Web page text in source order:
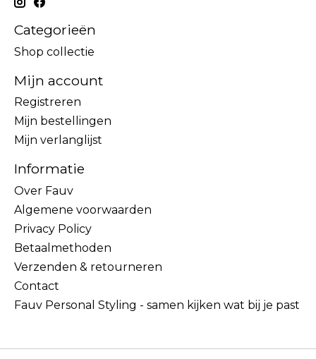
Categorieën
Shop collectie
Mijn account
Registreren
Mijn bestellingen
Mijn verlanglijst
Informatie
Over Fauv
Algemene voorwaarden
Privacy Policy
Betaalmethoden
Verzenden & retourneren
Contact
Fauv Personal Styling - samen kijken wat bij je past